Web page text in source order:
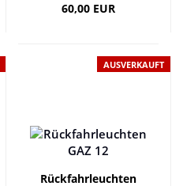
60,00 EUR
AUSVERKAUFT
Rückfahrleuchten